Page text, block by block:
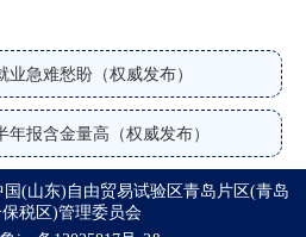
急难愁盼（权威发布）
报含金量高（权威发布）
(山东)自由贸易试验区青岛片区(青岛
税区)管理委员会